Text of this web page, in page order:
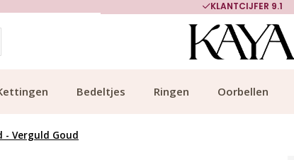
KLANTCIJFER 9.1
Bedeltjes Ringen Oorbellen
- Verguld Goud